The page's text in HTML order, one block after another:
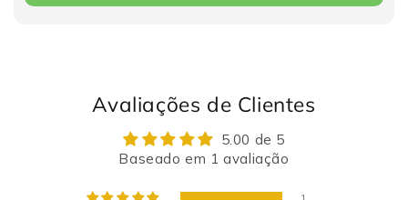
Avaliações de Clientes
5.00 de 5
Baseado em 1 avaliação